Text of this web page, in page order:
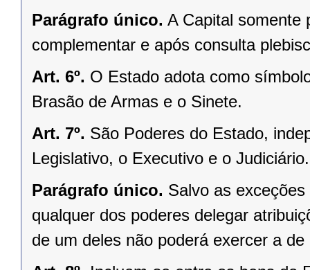
Parágrafo único. A Capital somente
complementar e após consulta
Art. 6º. O Estado adota como
Brasão de Armas e o Sinete.
Art. 7º. São Poderes do Estado,
Legislativo, o Executivo e o Judiciário.
Parágrafo único. Salvo as
qualquer dos poderes delegar
de um deles não poderá exercer a de